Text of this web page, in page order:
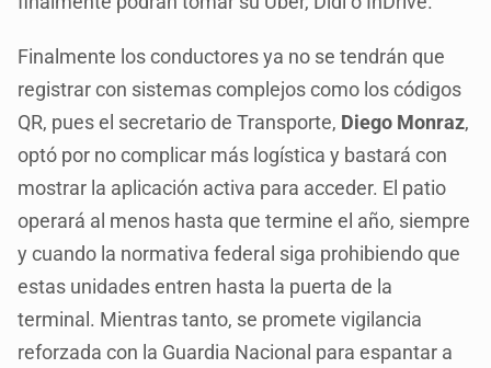
Finalmente los conductores ya no se tendrán que
registrar con sistemas complejos como los códigos
QR, pues el secretario de Transporte, Diego Monraz,
optó por no complicar más logística y bastará con
mostrar la aplicación activa para acceder. El patio
operará al menos hasta que termine el año, siempre
y cuando la normativa federal siga prohibiendo que
estas unidades entren hasta la puerta de la
terminal. Mientras tanto, se promete vigilancia
reforzada con la Guardia Nacional para espantar a